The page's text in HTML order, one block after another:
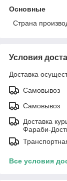
Основные
Страна
Условия
Доставка
Самовывоз
Самовывоз
Доставка
Фараби-
Все условия